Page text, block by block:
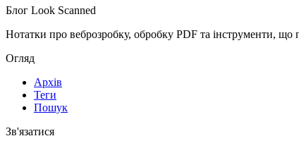
Блог Look Scanned
Нотатки про веброзробку, обробку PDF та інструменти,
Огляд
Архів
Теги
Пошук
Зв'язатися